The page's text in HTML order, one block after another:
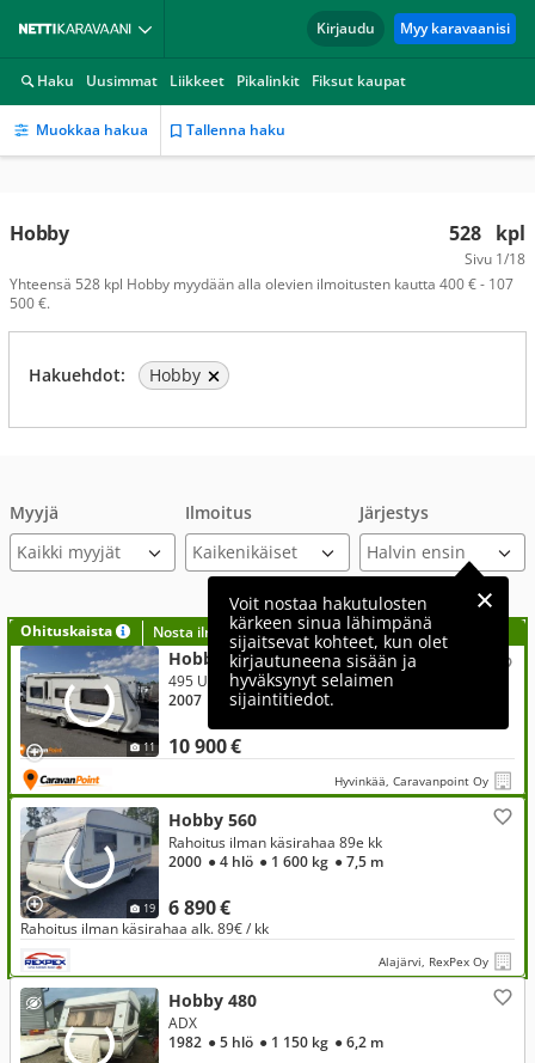
Kirjaudu Myy karavaanisi
Haku Uusimmat Liikkeet Pikalinkit Fiksut kaupat
Muokkaa hakua Tallenna haku
528 kpl
Sivu 1/18
Hobby
Yhteensä 528 kpl Hobby myydään alla olevien ilmoitusten kautta 400 € - 107
500 €.
Hakuehdot: Hobby
Myyjä
Kaikki myyjät
Ilmoitus Järjestys
Voit nostaa hakutulosten
kärkeen sinua lähimpänä
sijaitsevat kohteet, kun olet
kirjautuneena sisään ja
hyväksynyt selaimen
sijaintitiedot.
Ohituskaista Nosta ilmoituksesi tähän?
11
Hobby 495
10 900 €
495 UL
2007
● 4 hlö● 1 400 kg
Hyvinkää, Caravanpoint Oy
19
Hobby 560
6 890 €
Rahoitus ilman käsirahaa 89e kk
2000 ● 4 hlö ● 1 600 kg ● 7,5 m
Rahoitus ilman käsirahaa alk. 89€ / kk
Alajärvi, RexPex Oy
Hobby 480
ADX
1982 ● 5 hlö ● 1 150 kg ● 6,2 m